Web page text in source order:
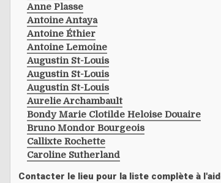
Anne Plasse
Antoine Antaya
Antoine Éthier
Antoine Lemoine
Augustin St-Louis
Augustin St-Louis
Augustin St-Louis
Aurelie Archambault
Bondy Marie Clotilde Heloise Douaire
Bruno Mondor Bourgeois
Callixte Rochette
Caroline Sutherland
Contacter le lieu pour la liste complète à